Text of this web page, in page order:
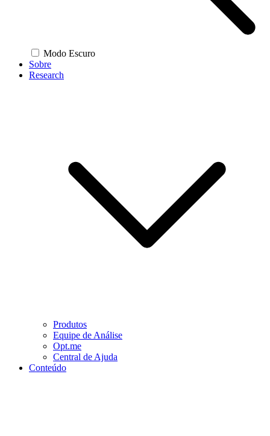
Modo Escuro
Sobre
Research
Produtos
Equipe de Análise
Opt.me
Central de Ajuda
Conteúdo